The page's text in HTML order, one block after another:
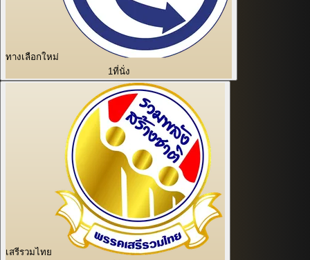
ทางเลือกใหม่
1ที่นั่ง
เสรีรวมไทย